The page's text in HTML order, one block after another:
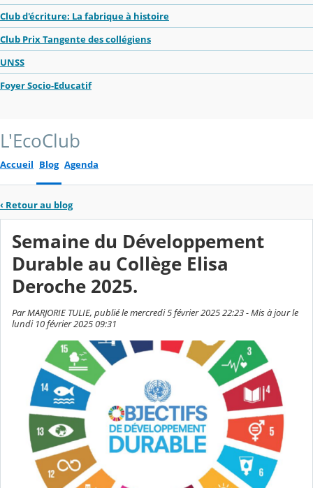
Club d'écriture: La fabrique à histoire
Club Prix Tangente des collégiens
UNSS
Foyer Socio-Educatif
L'EcoClub
Accueil Blog Agenda
‹ Retour au blog
Semaine du Développement
Durable au Collège Elisa
Deroche 2025.
Par MARJORIE TULIE, publié le mercredi 5 février 2025 22:23 - Mis à jour le
lundi 10 février 2025 09:31